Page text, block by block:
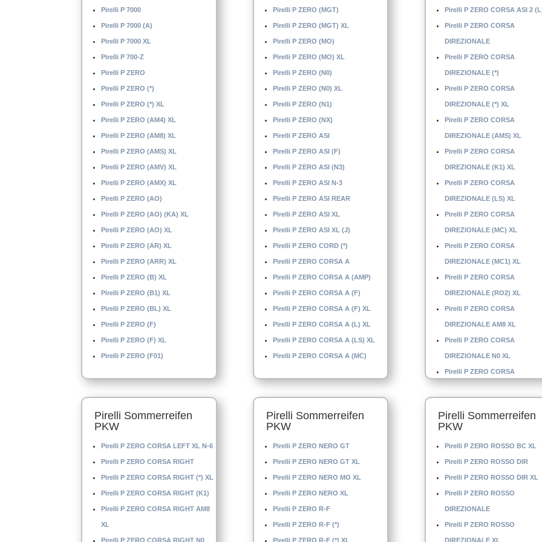
Pirelli P 7000
Pirelli P 7000 (A)
Pirelli P 7000 XL
Pirelli P 700-Z
Pirelli P ZERO
Pirelli P ZERO (*)
Pirelli P ZERO (*) XL
Pirelli P ZERO (AM4) XL
Pirelli P ZERO (AM8) XL
Pirelli P ZERO (AMS) XL
Pirelli P ZERO (AMV) XL
Pirelli P ZERO (AMX) XL
Pirelli P ZERO (AO)
Pirelli P ZERO (AO) (KA) XL
Pirelli P ZERO (AO) XL
Pirelli P ZERO (AR) XL
Pirelli P ZERO (ARR) XL
Pirelli P ZERO (B) XL
Pirelli P ZERO (B1) XL
Pirelli P ZERO (BL) XL
Pirelli P ZERO (F)
Pirelli P ZERO (F) XL
Pirelli P ZERO (F01)
Pirelli Sommerreifen
PKW
Pirelli P ZERO CORSA LEFT XL N-6
Pirelli P ZERO CORSA RIGHT
Pirelli P ZERO CORSA RIGHT (*) XL
Pirelli P ZERO CORSA RIGHT (K1)
Pirelli P ZERO CORSA RIGHT AM8
XL
Pirelli P ZERO CORSA RIGHT N0
Pirelli P ZERO (MGT)
Pirelli P ZERO (MGT) XL
Pirelli P ZERO (MO)
Pirelli P ZERO (MO) XL
Pirelli P ZERO (N0)
Pirelli P ZERO (N0) XL
Pirelli P ZERO (N1)
Pirelli P ZERO (NX)
Pirelli P ZERO ASI
Pirelli P ZERO ASI (F)
Pirelli P ZERO ASI (N3)
Pirelli P ZERO ASI N-3
Pirelli P ZERO ASI REAR
Pirelli P ZERO ASI XL
Pirelli P ZERO ASI XL (J)
Pirelli P ZERO CORD (*)
Pirelli P ZERO CORSA A
Pirelli P ZERO CORSA A (AMP)
Pirelli P ZERO CORSA A (F)
Pirelli P ZERO CORSA A (F) XL
Pirelli P ZERO CORSA A (L) XL
Pirelli P ZERO CORSA A (LS) XL
Pirelli P ZERO CORSA A (MC)
Pirelli Sommerreifen
PKW
Pirelli P ZERO NERO GT
Pirelli P ZERO NERO GT XL
Pirelli P ZERO NERO MO XL
Pirelli P ZERO NERO XL
Pirelli P ZERO R-F
Pirelli P ZERO R-F (*)
Pirelli P ZERO R-F (*) XL
Pirelli P ZERO CORSA ASI 2
Pirelli P ZERO CORSA
DIREZIONALE
Pirelli P ZERO CORSA
DIREZIONALE (*)
Pirelli P ZERO CORSA
DIREZIONALE (*) XL
Pirelli P ZERO CORSA
DIREZIONALE (AMS) XL
Pirelli P ZERO CORSA
DIREZIONALE (K1) XL
Pirelli P ZERO CORSA
DIREZIONALE (LS) XL
Pirelli P ZERO CORSA
DIREZIONALE (MC) XL
Pirelli P ZERO CORSA
DIREZIONALE (MC1) XL
Pirelli P ZERO CORSA
DIREZIONALE (RO2) XL
Pirelli P ZERO CORSA
DIREZIONALE AM8 XL
Pirelli P ZERO CORSA
DIREZIONALE N0 XL
Pirelli P ZERO CORSA
DIREZIONALE N-6
DIREZIONALE XL
Pirelli P ZERO CORSA
DIREZIONALE(AMP) XL
Pirelli P ZERO CORSA LEFT
Pirelli P ZERO CORSA LEFT
Pirelli P ZERO CORSA LEFT
Pirelli Sommerreifen
PKW
Pirelli P ZERO ROSSO BC XL
Pirelli P ZERO ROSSO DIR
Pirelli P ZERO ROSSO DIR XL
Pirelli P ZERO ROSSO
DIREZIONALE
Pirelli P ZERO ROSSO
DIREZIONALE XL